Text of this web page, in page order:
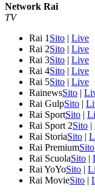
Network Rai
TV
Rai 1 Sito | Live
Rai 2Sito | Live
Rai 3Sito | Live
Rai 4Sito | Live
Rai 5Sito | Live
RainewsSito |
Rai GulpSito |
Rai SportSito |
Rai Sport 2Sito |
Rai StoriaSito |
Rai PremiumSito
Rai ScuolaSito |
Rai YoYoSito |
Rai MovieSito |